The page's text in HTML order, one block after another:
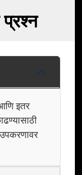
प्रश्न
इतर